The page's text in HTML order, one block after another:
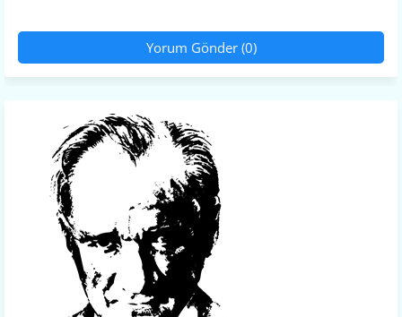
Yorum Gönder (0)